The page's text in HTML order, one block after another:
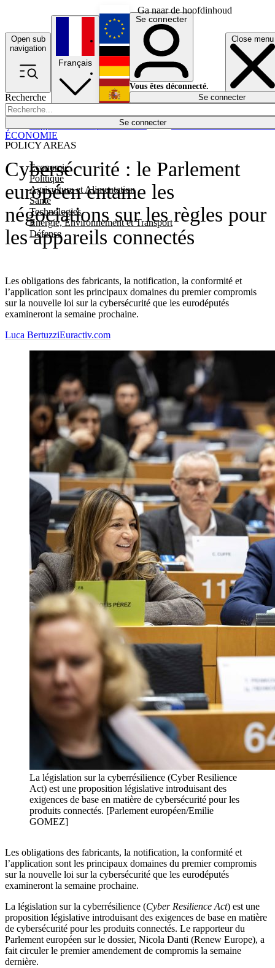
Ga naar de hoofdinhoud
Open sub
navigation
Close menu
Recherche
Se connecter
POLICY AREAS
Economie
Politique
Agriculture et Alimentation
Santé
Technologies
Energie, Environnement et Transport
Défense
Économie
Français
English
Deutsch
Español
Se connecter
Vous êtes déconnecté.
Se connecter
Cybersécurité : le Parlement
européen entame les
négociations sur les règles pour
les appareils connectés
Les obligations des fabricants, la notification, la conformité et
l’application sont les principaux domaines du premier compromis
sur la nouvelle loi sur la cybersécurité que les eurodéputés
examineront la semaine prochaine.
ÉCONOMIE
Luca BertuzziEuractiv.com
La législation sur la cyberrésilience (Cyber Resilience
Act) est une proposition législative introduisant des
exigences de base en matière de cybersécurité pour les
produits connectés. [Parlement européen/Emilie
GOMEZ]
Les obligations des fabricants, la notification, la conformité et
l’application sont les principaux domaines du premier compromis
sur la nouvelle loi sur la cybersécurité que les eurodéputés
examineront la semaine prochaine.
La législation sur la cyberrésilience (Cyber Resilience Act) est une
proposition législative introduisant des exigences de base en matière
de cybersécurité pour les produits connectés. Le rapporteur du
Parlement européen sur le dossier, Nicola Danti (Renew Europe), a
fait circuler le premier amendement de compromis la semaine
dernière.